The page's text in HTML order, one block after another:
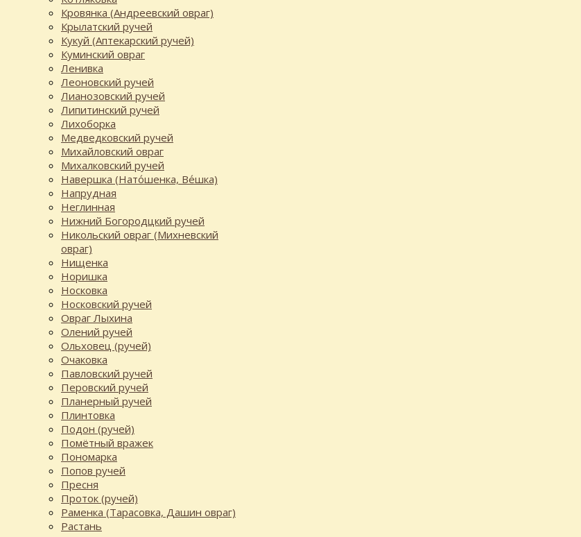
Кровянка (Андреевский овраг)
Крылатский ручей
Кукуй (Аптекарский ручей)
Куминский овраг
Ленивка
Леоновский ручей
Лианозовский ручей
Липитинский ручей
Лихоборка
Медведковский ручей
Михайловский овраг
Михалковский ручей
Навершка (Нато́шенка, Ве́шка)
Напрудная
Неглинная
Нижний Богородцкий ручей
Никольский овраг (Михневский
овраг)
Нищенка
Норишка
Носковка
Носковский ручей
Овраг Лыхина
Олений ручей
Ольховец (ручей)
Очаковка
Павловский ручей
Перовский ручей
Планерный ручей
Плинтовка
Подон (ручей)
Помётный вражек
Пономарка
Попов ручей
Пресня
Проток (ручей)
Раменка (Тарасовка, Дашин овраг)
Растань